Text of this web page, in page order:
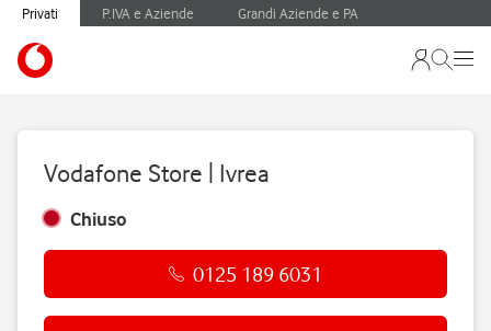
Privati P.IVA e Aziende Grandi Aziende e PA
Vodafone Store | Ivrea
Chiuso
0125 189 6031